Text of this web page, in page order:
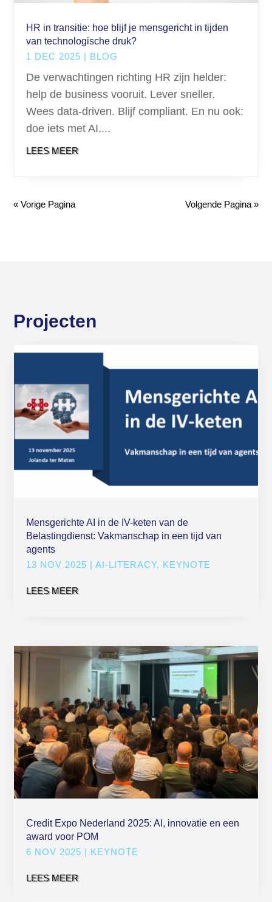
HR in transitie: hoe blijf je mensgericht in tijden
van technologische druk?
1 DEC 2025 | BLOG
De verwachtingen richting HR zijn helder:
help de business vooruit. Lever sneller.
Wees data-driven. Blijf compliant. En nu ook:
doe iets met AI....
LEES MEER
« Vorige Pagina Volgende Pagina »
Projecten
Mensgerichte AI in de IV-keten van de
Belastingdienst: Vakmanschap in een tijd van
agents
13 NOV 2025 |AI-LITERACY, KEYNOTE
LEES MEER
Credit Expo Nederland 2025: AI, innovatie en een
award voor POM
6 NOV 2025 | KEYNOTE
LEES MEER